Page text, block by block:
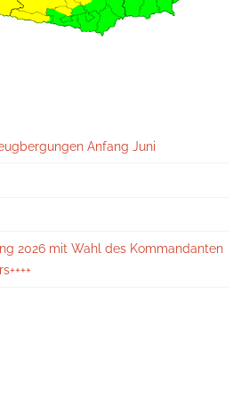
Anfang Juni
2026 mit Wahl des Kommandanten